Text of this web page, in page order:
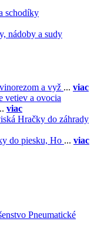
schodíky
nádoby a sudy
a vyž ... viac
vetiev a ovocia
viac
Hračky do záhrady
do piesku, Ho ... viac
Pneumatické